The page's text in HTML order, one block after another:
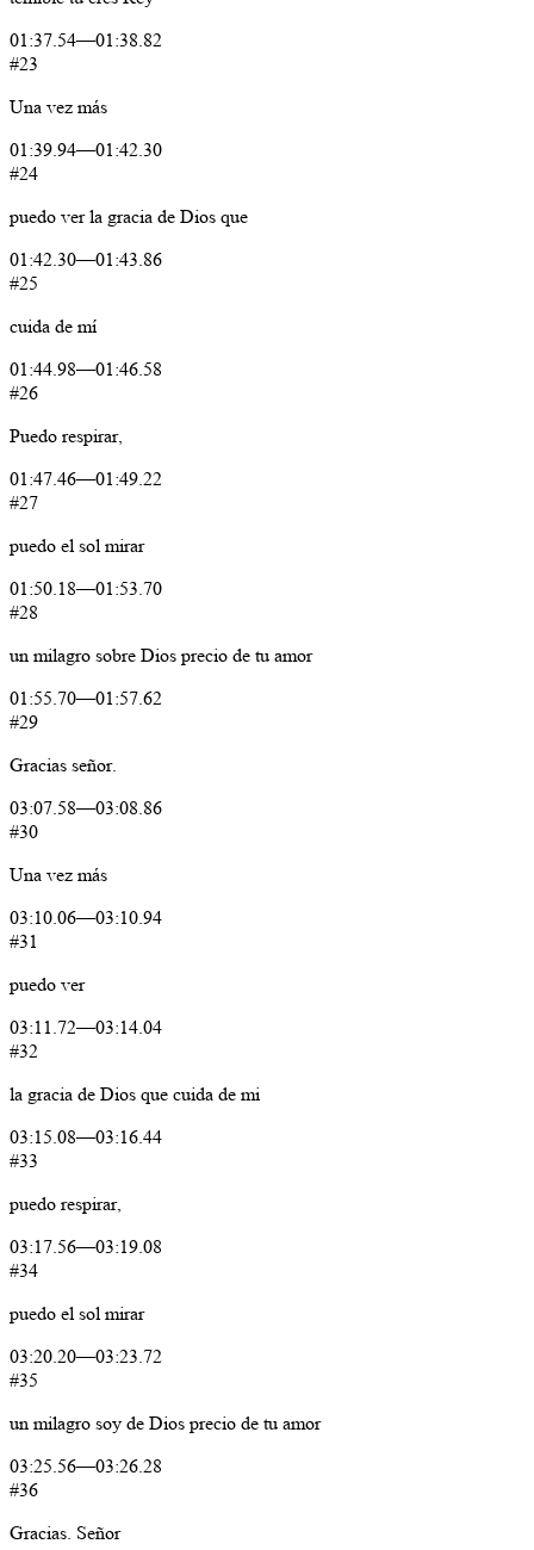
01:37.54—01:38.82
#23
Una vez más
01:39.94—01:42.30
#24
puedo ver la gracia de Dios que
01:42.30—01:43.86
#25
cuida de mí
01:44.98—01:46.58
#26
Puedo respirar,
01:47.46—01:49.22
#27
puedo el sol mirar
01:50.18—01:53.70
#28
un milagro sobre Dios precio de tu amor
01:55.70—01:57.62
#29
Gracias señor.
03:07.58—03:08.86
#30
Una vez más
03:10.06—03:10.94
#31
puedo ver
03:11.72—03:14.04
#32
la gracia de Dios que cuida de mi
03:15.08—03:16.44
#33
puedo respirar,
03:17.56—03:19.08
#34
puedo el sol mirar
03:20.20—03:23.72
#35
un milagro soy de Dios precio de tu amor
03:25.56—03:26.28
#36
Gracias. Señor